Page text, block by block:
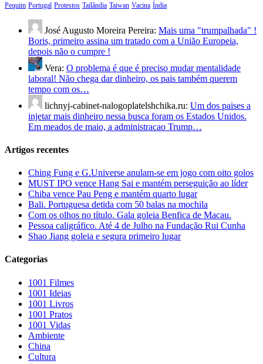
Pequim Portugal Protestos Tailândia Taiwan Vacina Índia
José Augusto Moreira Pereira: Mais uma "trumpalhada" !
Boris, primeiro assina um tratado com a União Europeia,
depois não o cumpre !
Vera: O problema é que é preciso mudar mentalidade
laboral! Não chega dar dinheiro, os pais também querem
tempo com os…
lichnyj-cabinet-nalogoplatelshchika.ru: Um dos paises a
injetar mais dinheiro nessa busca foram os Estados Unidos.
Em meados de maio, a administracao Trump…
Artigos recentes
Ching Fung e G.Universe anulam-se em jogo com oito golos
MUST IPO vence Hang Sai e mantém perseguição ao líder
Chiba vence Pau Peng e mantém quarto lugar
Bali. Portuguesa detida com 50 balas na mochila
Com os olhos no título. Gala goleia Benfica de Macau.
Pessoa caligráfico. Até 4 de Julho na Fundação Rui Cunha
Shao Jiang goleia e segura primeiro lugar
Categorias
1001 Filmes
1001 Ideias
1001 Livros
1001 Pratos
1001 Vidas
Ambiente
China
Cultura